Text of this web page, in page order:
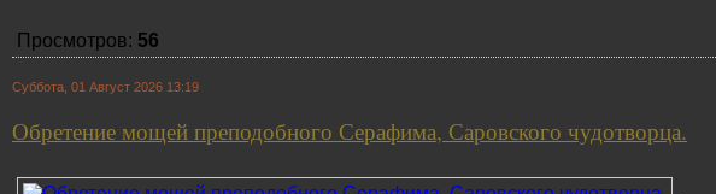
Просмотров: 56
Суббота, 01 Август 2026 13:19
Обретение мощей преподобного Серафима, Саровского чудотворца.